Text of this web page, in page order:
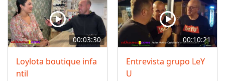
00:03:30
Loylota boutique infa
ntil
00:10:21
Entrevista grupo LeY
U